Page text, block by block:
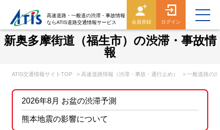
高速道路・一般道の渋滞・事故情報
ならATIS道路交通情報サービス
会員登録 ログイン
新奥多摩街道（福生市）の渋滞・事故情
報
ATIS交通情報サイトTOP > 高速道路情報（渋滞・事故・通行止め） > 一般道路の
2026年8月 お盆の渋滞予測
熊本地震の影響について